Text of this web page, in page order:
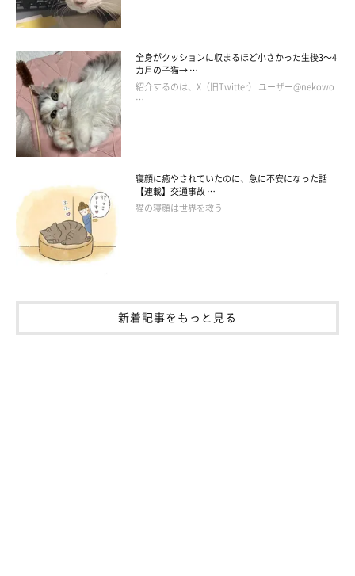
えん坊なコになりました」
全身がクッションに収まるほど小さかった生後3～4
カ月の子猫→ …
紹介するのは、X（旧Twitter） ユーザー@nekowo
…
寝顔に癒やされていたのに、急に不安になった話
【連載】交通事故 …
猫の寝顔は世界を救う
新着記事をもっと見る